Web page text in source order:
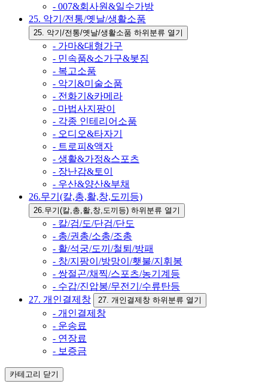
- 007&회사원&일수가방
25. 악기/전통/옛날/생활소품
25. 악기/전통/옛날/생활소품 하위분류 열기
- 가마&대형가구
- 민속품&소가구&봇짐
- 복고소품
- 악기&미술소품
- 전화기&카메라
- 마법사지팡이
- 각종 인테리어소품
- 오디오&타자기
- 트로피&액자
- 생활&가정&스포츠
- 장난감&토이
- 우산&양산&부채
26.무기(칼,총,활,창,도끼등)
26.무기(칼,총,활,창,도끼등) 하위분류 열기
- 칼/검/도/단검/단도
- 총/권총/소총/조총
- 활/석궁/도끼/철퇴/방패
- 창/지팡이/방망이/횃불/지휘봉
- 쌍절곤/채찍/스포츠/농기계등
- 수갑/진압봉/무전기/수류탄등
27. 개인결제창
27. 개인결제창 하위분류 열기
- 개인결제창
- 운송료
- 연장료
- 보증금
카테고리 닫기